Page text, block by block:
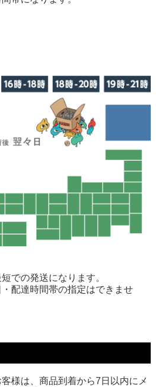
での発送になります。
配達時間帯の指定はできませ
様は、商品到着から7日以内にメ